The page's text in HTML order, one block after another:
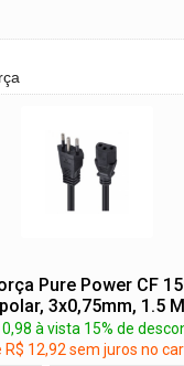
Pure Power CF
3x0,75mm, 1.5
à vista 15% de
R$ 12,92 sem juros no